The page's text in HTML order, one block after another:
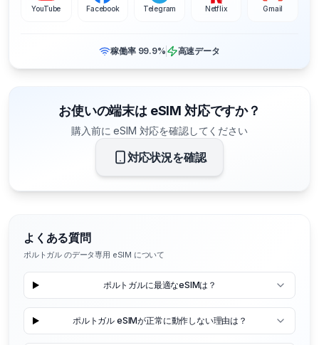
YouTube Facebook Telegram Netflix Gmail
稼働率 99.9% 高速データ
お使いの端末は eSIM 対応ですか？
購入前に eSIM 対応を確認してください
対応状況を確認
よくある質問
ポルトガル のデータ専用 eSIM について
ポルトガルに最適なeSIMは？
ポルトガル eSIMが正常に動作しない理由は？